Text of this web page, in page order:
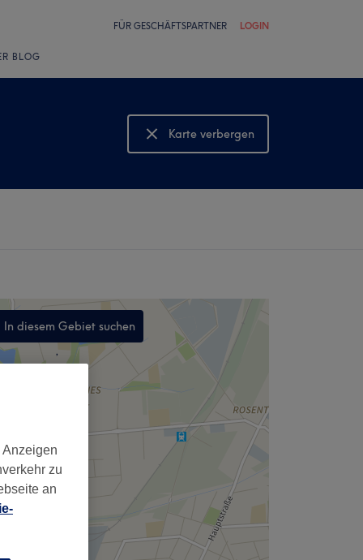
FÜR GESCHÄFTSPARTNER LOGIN
BLOG
Karte verbergen
Karte anzeigen
In diesem Gebiet suchen
,
zu
an